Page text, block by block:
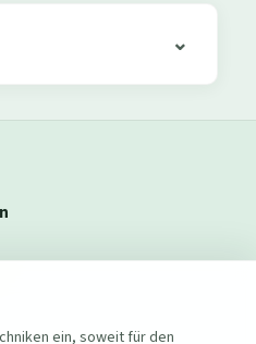
ein, soweit für den